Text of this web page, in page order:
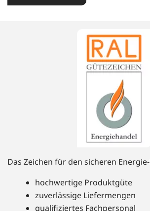
Das Zeichen für den sicheren
hochwertige Produktgüte
zuverlässige Liefermengen
qualifiziertes Fachpersonal